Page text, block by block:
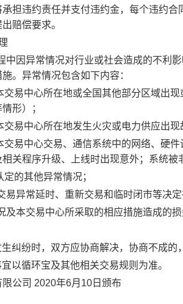
担违约责任并支付违约金，每个违约
赔偿要求。
中因异常情况对行业或社会造成的不利
。异常情况包含如下内容：
交易中心所在地或全国其他部分区域出
形）；
交易中心所在地发生火灾或电力供应出
交易中心交易、通信系统中的网络、硬
关程序升级、上线时出现意外；系统
的其他异常情况；
易异常延时、重新交易和临时闭市等决
及本交易中心所采取的相应措施造成的
纠纷时，双方应协商解决，协商不成
以循环宝及其他相关交易规则为准。
限公司 2020年6月10日颁布